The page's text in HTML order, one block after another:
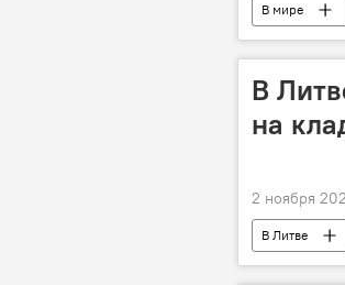
В мире
Обострение
В
на
2 ноября
В Литве